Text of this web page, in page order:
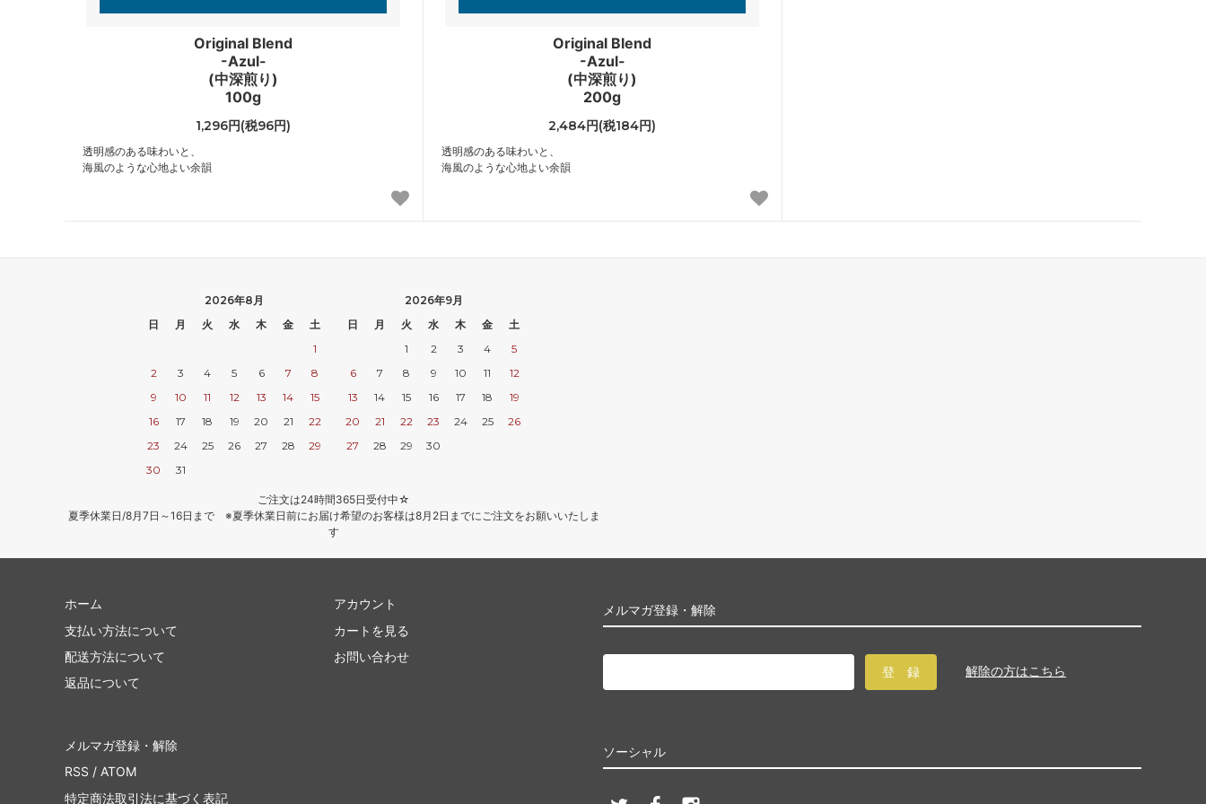
Original Blend
-Azul-
(中深煎り)
100g
1,296円(税96円)
透明感のある味わいと、
海風のような心地よい余韻
Original Blend
-Azul-
(中深煎り)
200g
2,484円(税184円)
透明感のある味わいと、
海風のような心地よい余韻
2026年8月
日
月 火 水 木 金
土
1
2
3 4 5 6 7
8
9
10 11 12 13 14
15
16
17 18 19 20 21
22
23
24 25 26 27 28
29
30
31
2026年9月
日
月 火 水 木 金
土
1
2 3 4
5
6
7 8 9 10 11
12
13
14 15 16 17 18
19
20
21 22 23 24 25
26
27
28 29 30
ご注文は24時間365日受付中☆
夏季休業日/8月7日～16日まで ※夏季休業日前にお届け希望のお客様は8月2日までにご注文をお願いいたしま
す
メルマガ登録・解除
解除の方はこちら
ホーム
支払い方法について
配送方法について
返品について
アカウント
カートを見る
お問い合わせ
ソーシャル
メルマガ登録・解除
RSS / ATOM
特定商法取引法に基づく表記